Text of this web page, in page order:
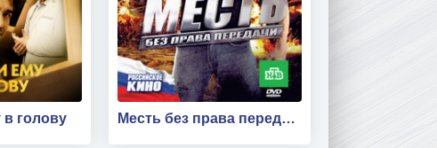
в голову Месть без права передачи